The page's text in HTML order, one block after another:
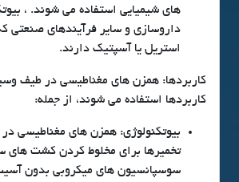
های شیمیایی استفاده می شوند. ،
داروسازی و سایر فرآیندهای صنعتی که
استریل یا آسپتیک دارند.
کاربردها: همزن های مغناطیسی در طیف
کاربردها استفاده می شوند، از جمله:
بیوتکنولوژی: همزن های مغناطیسی در
تخمیرها برای مخلوط کردن کشت های
سوسپانسیون های میکروبی بدون